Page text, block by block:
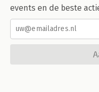
events en de beste